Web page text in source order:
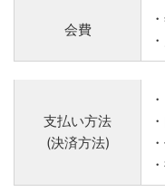
会費
支払い方法
(決済方法)